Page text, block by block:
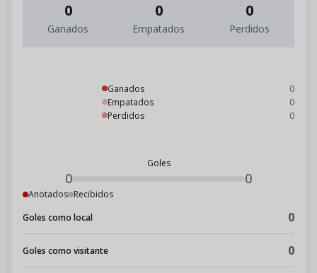
0
Ganados
0
Empatados
0
Perdidos
Ganados
0
Empatados
0
Perdidos
0
Goles
0 0
Anotados Recibidos
Goles como local
0
Goles como visitante 0